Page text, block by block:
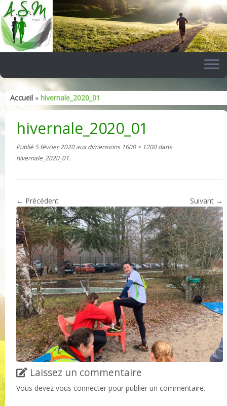
Skip
to
content
Accueil » hivernale_2020_01
hivernale_2020_01
Publié 5 février 2020aux dimensions1600 × 1200dans
hivernale_2020_01.
← Précédent Suivant →
Laissez un commentaire
Vous devez vous connecter pour publier un commentaire.